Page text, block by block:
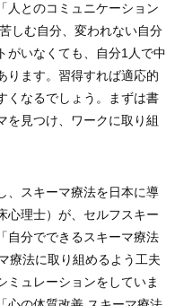
人とのコミュニケーション
しむ自分、変われない自分
がいなくても、自分1人で中
ります。習得すれば適応的
くなるでしょう。まずは書
を見つけ、ワークに取り組
、スキーマ療法を日本に導
心理士）が、セルフスキー
自分でできるスキーマ療法
療法に取り組めるよう工夫
ミュレーションをしていま